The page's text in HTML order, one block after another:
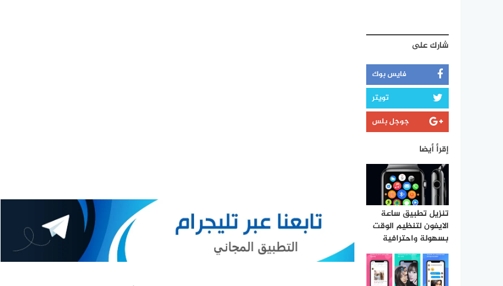
شارك على
فايس بوك
تويتر
جوجل بلس
إقرأ أيضا
تنزيل تطبيق ساعة
الايفون لتنظيم الوقت
بسهولة واحترافية